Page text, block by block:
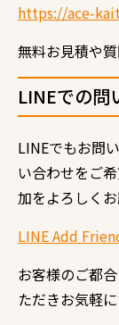
https://ace-
無料お見積や
LINEでの問
LINEでもお問
い合わせをご
加をよろしく
LINE Add
お客様のご都
ただきお気軽